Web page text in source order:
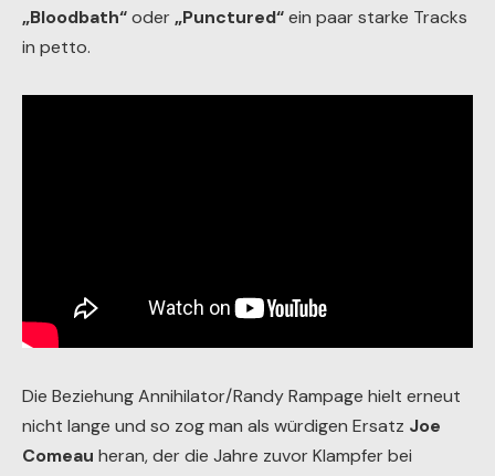
„Bloodbath“oder „Punctured“ein paar starke Tracks
in petto.
Die Beziehung Annihilator/Randy Rampage hielt erneut
nicht lange und so zog man als würdigen Ersatz Joe
Comeau heran, der die Jahre zuvor Klampfer bei